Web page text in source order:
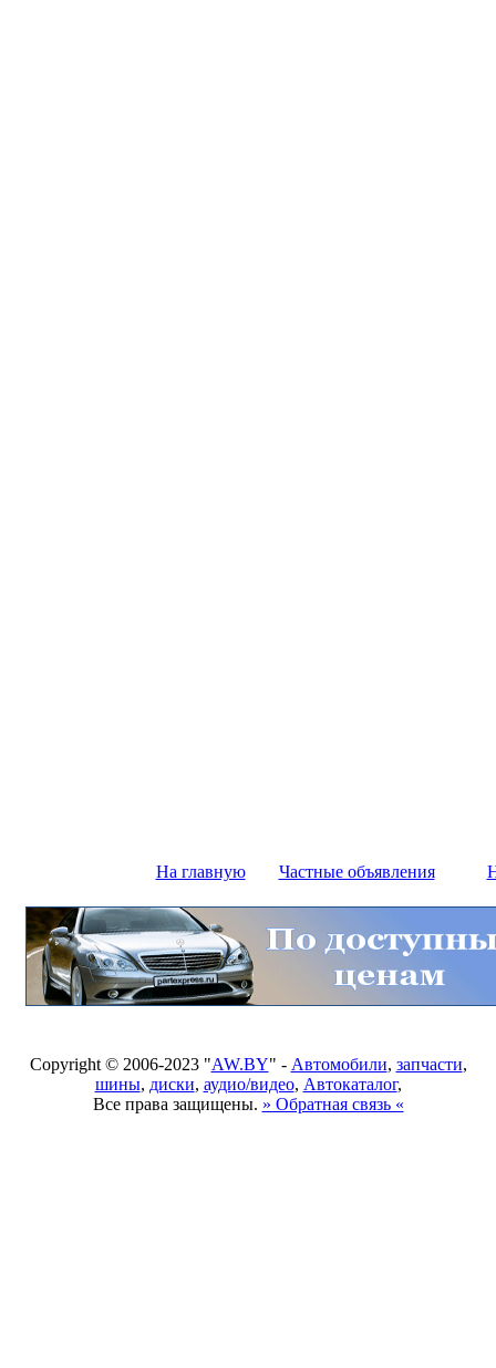
На главную Частные объявления
Copyright © 2006-2023 "AW.BY" - Автомобили, запчасти,
шины, диски, аудио/видео, Автокаталог,
Все права защищены. » Обратная связь «